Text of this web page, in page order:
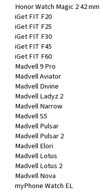
Honor Watch Magic 2 42 mm
iGet FIT F20
iGet FIT F25
iGet FIT F30
iGet FIT F45
iGet FIT F60
Madvell 9 Pro
Madvell Aviator
Madvell Divine
Madvell Ladyz 2
Madvell Narrow
Madvell S5
Madvell Pulsar
Madvell Pulsar 2
Madvell Elori
Madvell Lotus
Madvell Lotus 2
Madvell Nova
myPhone Watch EL